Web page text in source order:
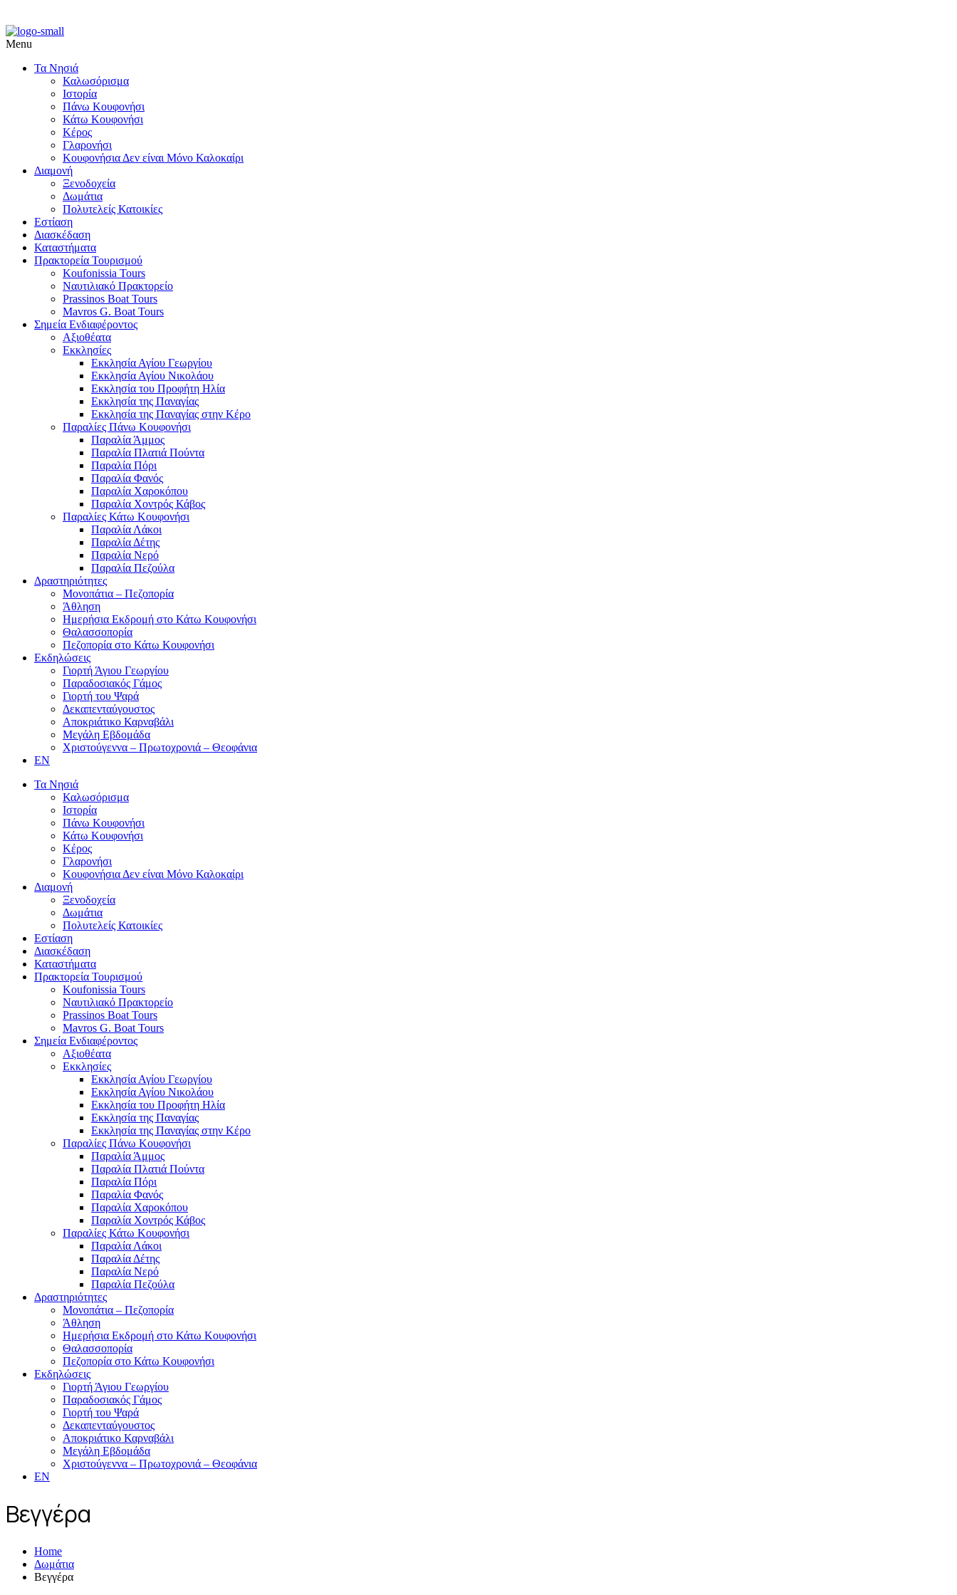
Menu
Τα Νησιά
Καλωσόρισμα
Ιστορία
Πάνω Κουφονήσι
Κάτω Κουφονήσι
Κέρος
Γλαρονήσι
Κουφονήσια Δεν είναι Μόνο Καλοκαίρι
Διαμονή
Ξενοδοχεία
Δωμάτια
Πολυτελείς Κατοικίες
Εστίαση
Διασκέδαση
Καταστήματα
Πρακτορεία Τουρισμού
Koufonissia Tours
Ναυτιλιακό Πρακτορείο
Prassinos Boat Tours
Mavros G. Boat Tours
Σημεία Ενδιαφέροντος
Αξιοθέατα
Εκκλησίες
Εκκλησία Αγίου Γεωργίου
Εκκλησία Αγίου Νικολάου
Εκκλησία του Προφήτη Ηλία
Εκκλησία της Παναγίας
Εκκλησία της Παναγίας στην Κέρο
Παραλίες Πάνω Κουφονήσι
Παραλία Άμμος
Παραλία Πλατιά Πούντα
Παραλία Πόρι
Παραλία Φανός
Παραλία Χαροκόπου
Παραλία Χοντρός Κάβος
Παραλίες Κάτω Κουφονήσι
Παραλία Λάκοι
Παραλία Δέτης
Παραλία Νερό
Παραλία Πεζούλα
Δραστηριότητες
Μονοπάτια – Πεζοπορία
Άθληση
Ημερήσια Εκδρομή στο Κάτω Κουφονήσι
Θαλασσοπορία
Πεζοπορία στο Κάτω Κουφονήσι
Εκδηλώσεις
Γιορτή Άγιου Γεωργίου
Παραδοσιακός Γάμος
Γιορτή του Ψαρά
Δεκαπενταύγουστος
Αποκριάτικο Καρναβάλι
Μεγάλη Εβδομάδα
Χριστούγεννα – Πρωτοχρονιά – Θεοφάνια
EN
Τα Νησιά
Καλωσόρισμα
Ιστορία
Πάνω Κουφονήσι
Κάτω Κουφονήσι
Κέρος
Γλαρονήσι
Κουφονήσια Δεν είναι Μόνο Καλοκαίρι
Διαμονή
Ξενοδοχεία
Δωμάτια
Πολυτελείς Κατοικίες
Εστίαση
Διασκέδαση
Καταστήματα
Πρακτορεία Τουρισμού
Koufonissia Tours
Ναυτιλιακό Πρακτορείο
Prassinos Boat Tours
Mavros G. Boat Tours
Σημεία Ενδιαφέροντος
Αξιοθέατα
Εκκλησίες
Εκκλησία Αγίου Γεωργίου
Εκκλησία Αγίου Νικολάου
Εκκλησία του Προφήτη Ηλία
Εκκλησία της Παναγίας
Εκκλησία της Παναγίας στην Κέρο
Παραλίες Πάνω Κουφονήσι
Παραλία Άμμος
Παραλία Πλατιά Πούντα
Παραλία Πόρι
Παραλία Φανός
Παραλία Χαροκόπου
Παραλία Χοντρός Κάβος
Παραλίες Κάτω Κουφονήσι
Παραλία Λάκοι
Παραλία Δέτης
Παραλία Νερό
Παραλία Πεζούλα
Δραστηριότητες
Μονοπάτια – Πεζοπορία
Άθληση
Ημερήσια Εκδρομή στο Κάτω Κουφονήσι
Θαλασσοπορία
Πεζοπορία στο Κάτω Κουφονήσι
Εκδηλώσεις
Γιορτή Άγιου Γεωργίου
Παραδοσιακός Γάμος
Γιορτή του Ψαρά
Δεκαπενταύγουστος
Αποκριάτικο Καρναβάλι
Μεγάλη Εβδομάδα
Χριστούγεννα – Πρωτοχρονιά – Θεοφάνια
EN
Βεγγέρα
Home
Δωμάτια
Βεγγέρα